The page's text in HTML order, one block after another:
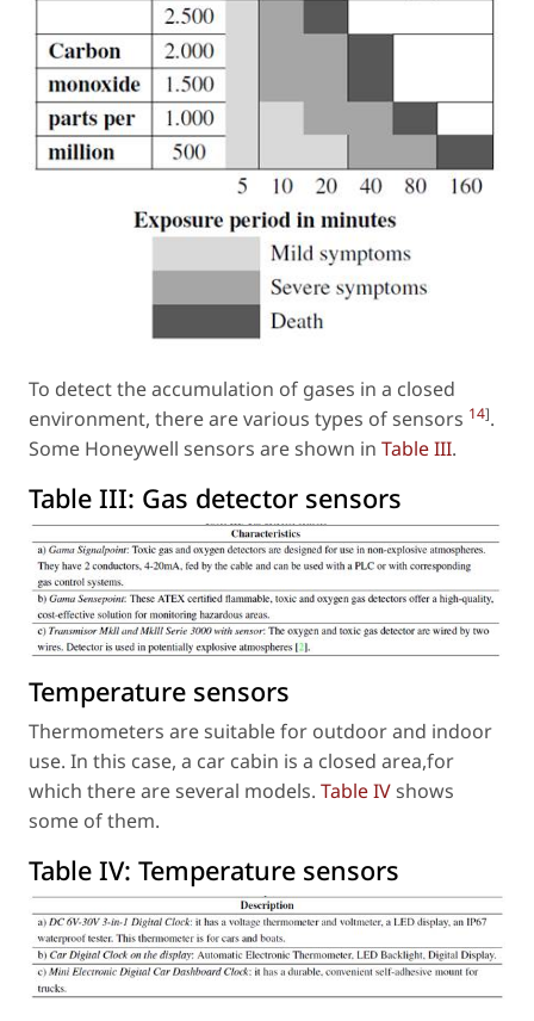
To detect the accumulation of gases in a closed
environment, there are various types of sensors 14].
Some Honeywell sensors are shown in Table III.
Table III: Gas detector sensors
Temperature sensors
Thermometers are suitable for outdoor and indoor
use. In this case, a car cabin is a closed area,for
which there are several models. Table IVshows
some of them.
Table IV: Temperature sensors